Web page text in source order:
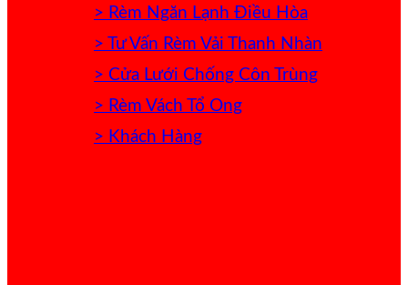
> Rèm Ngăn Lạnh Điều Hòa
> Tư Vấn Rèm Vải Thanh Nhàn
> Cửa Lưới Chống Côn Trùng
> Rèm Vách Tổ Ong
> Khách Hàng